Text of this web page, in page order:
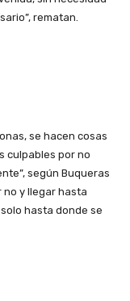
rematan.
se hacen cosas
culpables por no
según Buqueras
no y llegar hasta
hasta donde se